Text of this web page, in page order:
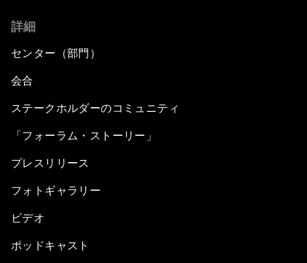
詳細
センター（部門）
会合
ステークホルダーのコミュニティ
「フォーラム・ストーリー」
プレスリリース
フォトギャラリー
ビデオ
ポッドキャスト